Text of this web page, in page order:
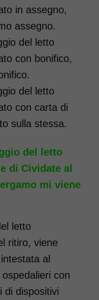
in assegno,
assegno.
del letto
con bonifico,
del letto
con carta di
sulla stessa.
del letto
di Cividate al
mi viene
letto
ritiro, viene
al
con
di dispositivi